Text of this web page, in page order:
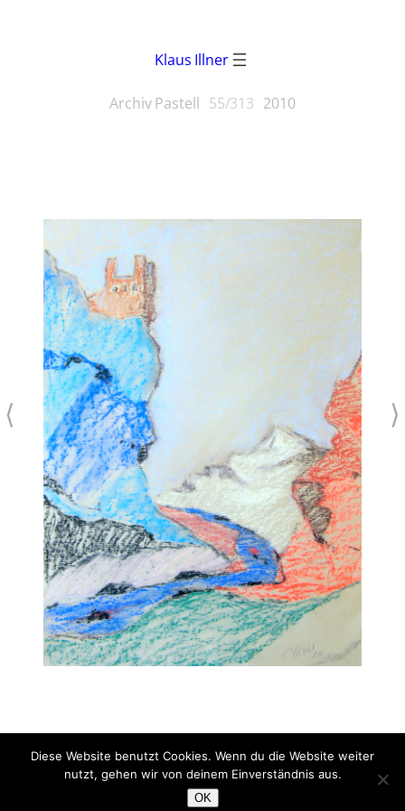
Klaus Illner
Archiv Pastell 55/313 2010
surreale Landschaft
Pastell
⟨ ⟩
Diese Website benutzt Cookies. Wenn du die Website weiter
nutzt, gehen wir von deinem Einverständnis aus.
OK